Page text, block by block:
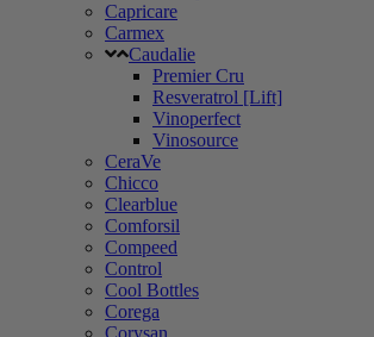
Capricare
Carmex
Caudalie
Premier Cru
Resveratrol [Lift]
Vinoperfect
Vinosource
CeraVe
Chicco
Clearblue
Comforsil
Compeed
Control
Cool Bottles
Corega